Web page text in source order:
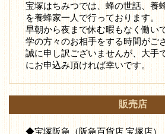
宝塚はちみつでは、蜂の世話、養
を養蜂家一人で行っております。
早朝から夜まで休む暇もなく働い
学の方々のお相手をする時間がご
誠に申し訳ございませんが、大手
にお申込み頂ければ幸いです。
販売店
◆宝塚阪急（阪急百貨店 宝塚店）